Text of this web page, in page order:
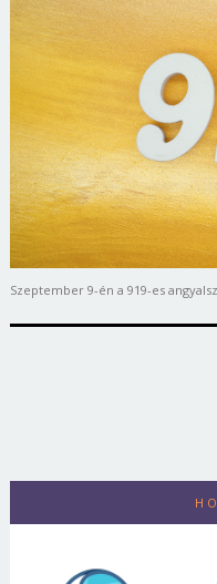
Szeptember 9-én a 919-es